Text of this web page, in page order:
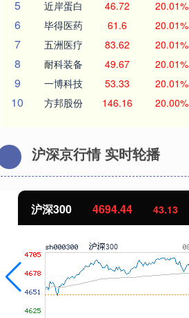
5 近岸蛋白 46.72 20.01%
6 毕得医药 61.6 20.01%
7 五洲医疗 83.62 20.01%
8 耐科装备 49.67 20.01%
9 一博科技 53.33 20.01%
10 方邦股份 146.16 20.00%
沪深京行情 实时轮播
北证50 1134.24 11.37